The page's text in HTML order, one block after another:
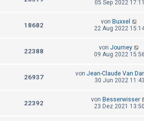
05 Sep 2022 17:11
18682 von Buxxel
22 Aug 2022
22388 vonJourney
09 Aug 2022 15:56
26937 von Jean-Claude Van
30 Jun 2022 11:43
22392 von Besserwisser
23 Dez 2021 13:50